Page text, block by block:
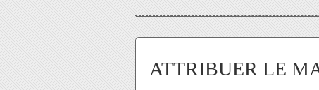
ATTRIBUER LE